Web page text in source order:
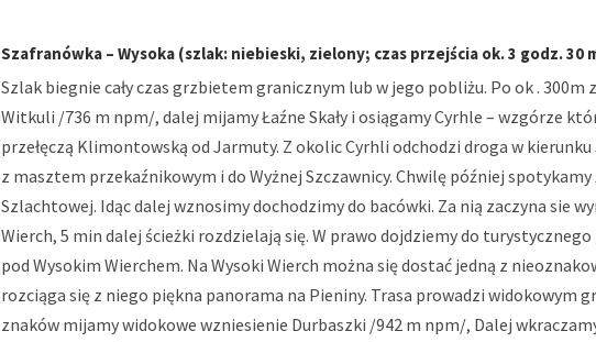
Szafranówka – Wysoka (szlak: niebieski, zielony; czas przejścia ok. 3 godz. 30
Szlak biegnie cały czas grzbietem granicznym lub w jego pobliżu. Po ok . 300m
Witkuli /736 m npm/, dalej mijamy Łaźne Skały i osiągamy Cyrhle – wzgórze
przełęczą Klimontowską od Jarmuty. Z okolic Cyrhli odchodzi droga w
z masztem przekaźnikowym i do Wyżnej Szczawnicy. Chwilę później spotykamy
Szlachtowej. Idąc dalej wznosimy dochodzimy do bacówki. Za nią zaczyna sie
Wierch, 5 min dalej ścieżki rozdzielają się. W prawo dojdziemy do
pod Wysokim Wierchem. Na Wysoki Wierch można się dostać jedną z
rozciąga się z niego piękna panorama na Pieniny. Trasa prowadzi widokowym
znaków mijamy widokowe wzniesienie Durbaszki /942 m npm/, Dalej